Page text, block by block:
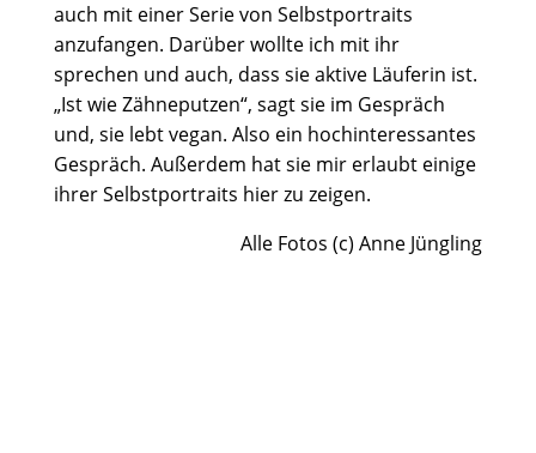
auch mit einer Serie von Selbstportraits
anzufangen. Darüber wollte ich mit ihr
sprechen und auch, dass sie aktive Läuferin ist.
„Ist wie Zähneputzen“, sagt sie im Gespräch
und, sie lebt vegan. Also ein hochinteressantes
Gespräch. Außerdem hat sie mir erlaubt einige
ihrer Selbstportraits hier zu zeigen.
Alle Fotos (c) Anne Jüngling